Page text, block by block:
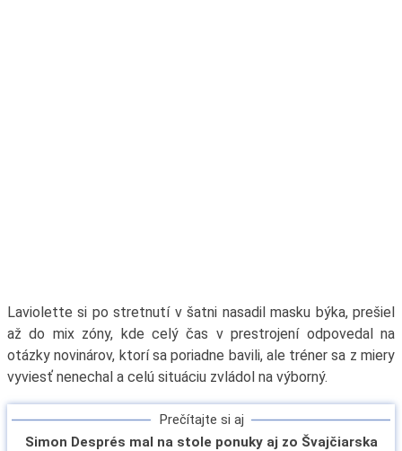
Laviolette si po stretnutí v šatni nasadil masku býka, prešiel
až do mix zóny, kde celý čas v prestrojení odpovedal na
otázky novinárov, ktorí sa poriadne bavili, ale tréner sa z miery
vyviesť nenechal a celú situáciu zvládol na výborný.
Prečítajte si aj
Simon Després mal na stole ponuky aj zo Švajčiarska